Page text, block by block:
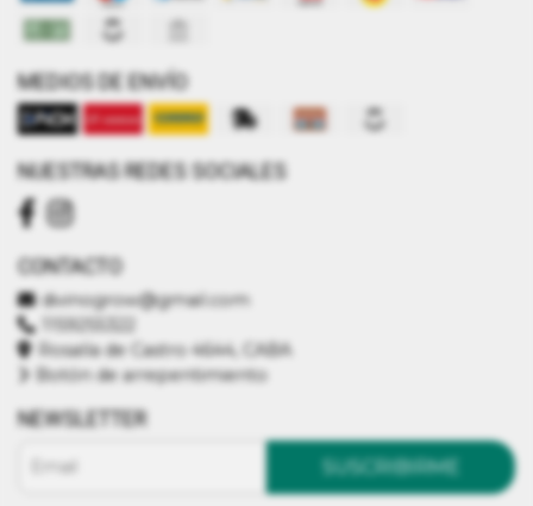
MEDIOS DE ENVÍO
NUESTRAS REDES SOCIALES
CONTACTO
divinogrow@gmail.com
1159255322
Rosalía de Castro 4644, CABA
Botón de arrepentimiento
NEWSLETTER
SUSCRIBIRME